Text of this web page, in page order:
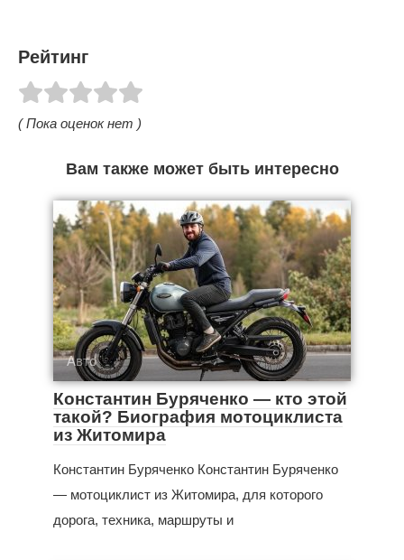
Рейтинг
( Пока оценок нет )
Вам также может быть интересно
Авто
Константин Буряченко — кто этой
такой? Биография мотоциклиста
из Житомира
Константин Буряченко Константин Буряченко
— мотоциклист из Житомира, для которого
дорога, техника, маршруты и